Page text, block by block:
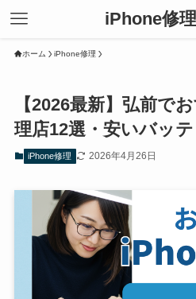
iPhone修
ホーム iPhone修理
【2026最新】弘前で
理店12選・安いバッ
iPhone修理 2026年4月26日